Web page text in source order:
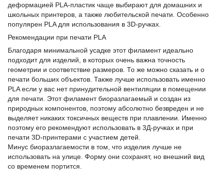
деформацией PLA-пластик чаще выбирают для домашних и
школьных принтеров, а также любительской печати. Особенно
популярен PLA для использования в 3D-ручках.
Рекомендации при печати PLA
Благодаря минимальной усадке этот филамент идеально
подходит для изделий, в которых очень важна точность
геометрии и соответствие размеров. То же можно сказать и о
печати больших объектов. Также лучше использовать именно
PLA если у вас нет принудительной вентиляции в помещении
для печати. Этот филамент биоразлагаемый и создан из
природных компонентов, поэтому абсолютно безвреден и не
выделяет никаких токсичных веществ при плавлении. Именно
поэтому его рекомендуют использовать в 3Д-ручках и при
печати 3D-принтерами с участием детей.
Минус биоразлагаемости в том, что изделия лучше не
использовать на улице. Форму они сохранят, но внешний вид
со временем портится.